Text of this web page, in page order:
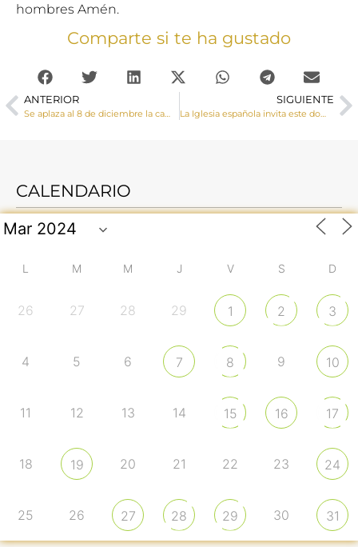
hombres Amén.
Comparte si te ha gustado
ANTERIOR SIGUIENTE
La Iglesia española invita este domingo a rezar por las vocaciones desde el confinamiento
CALENDARIO
L M M J V S D
26 27 28 29 1 2 3
4 5 6 7 8 9 10
11 12 13 14 15 16 17
18 19 20 21 22 23 24
25 26 27 28 29 30 31